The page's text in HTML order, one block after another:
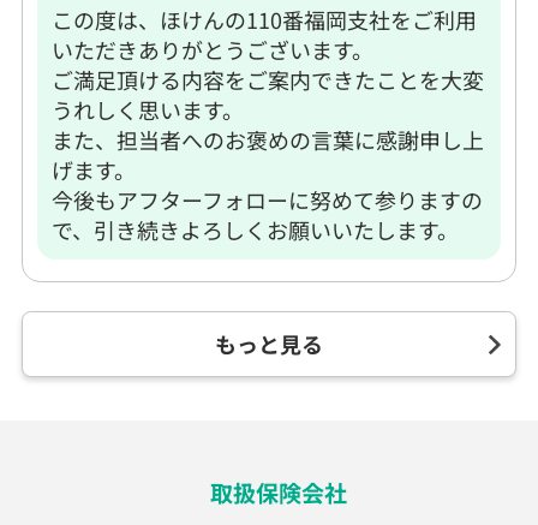
この度は、ほけんの110番福岡支社をご利用
いただきありがとうございます。
ご満足頂ける内容をご案内できたことを大変
うれしく思います。
また、担当者へのお褒めの言葉に感謝申し上
げます。
今後もアフターフォローに努めて参りますの
で、引き続きよろしくお願いいたします。
もっと見る
取扱保険会社